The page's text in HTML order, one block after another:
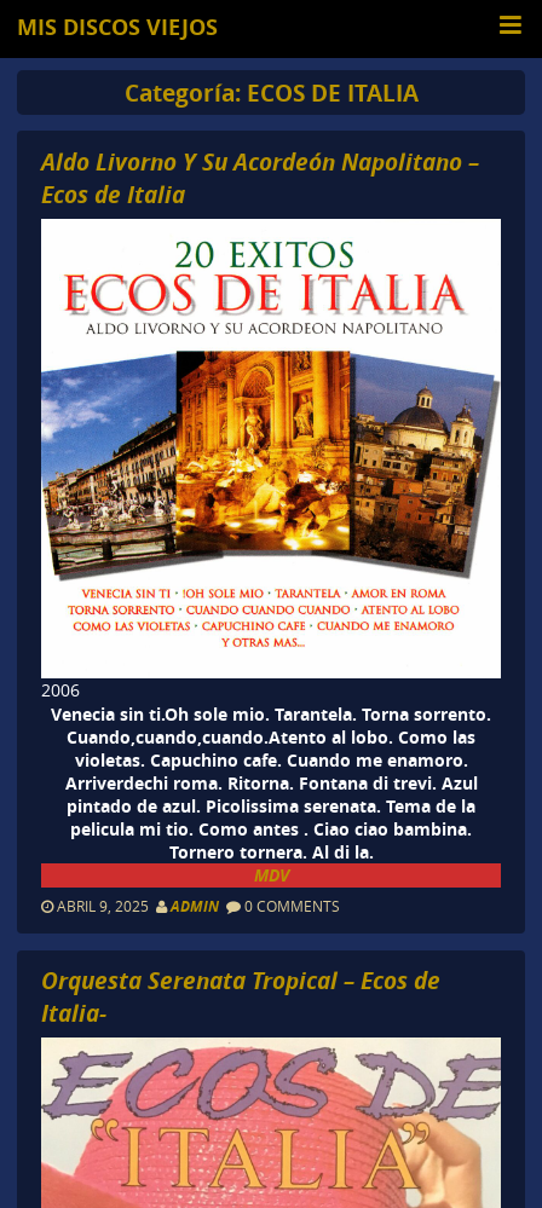
MIS DISCOS VIEJOS
Categoría: ECOS DE ITALIA
Aldo Livorno Y Su Acordeón Napolitano –
Ecos de Italia
2006
Venecia sin ti.Oh sole mio. Tarantela. Torna sorrento.
Cuando,cuando,cuando.Atento al lobo. Como las
violetas. Capuchino cafe. Cuando me enamoro.
Arriverdechi roma. Ritorna. Fontana di trevi. Azul
pintado de azul. Picolissima serenata. Tema de la
pelicula mi tio. Como antes . Ciao ciao bambina.
Tornero tornera. Al di la.
MDV
ABRIL 9, 2025 ADMIN 0 COMMENTS
Orquesta Serenata Tropical – Ecos de
Italia-